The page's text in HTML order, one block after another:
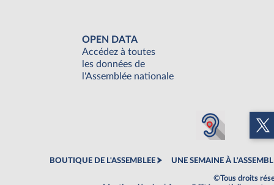
OPEN DATA
Accédez à toutes
les données de
l'Assemblée nationale
BOUTIQUE DE L'ASSEMBLEE UNE SEMAINE À
©Tous droits